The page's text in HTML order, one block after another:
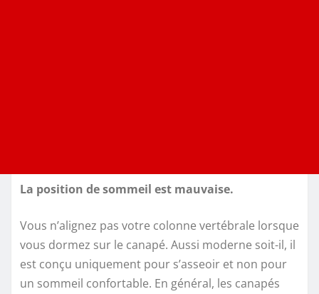
La position de sommeil est mauvaise.
Vous n’alignez pas votre colonne vertébrale lorsque
vous dormez sur le canapé. Aussi moderne soit-il, il
est conçu uniquement pour s’asseoir et non pour
un sommeil confortable. En général, les canapés